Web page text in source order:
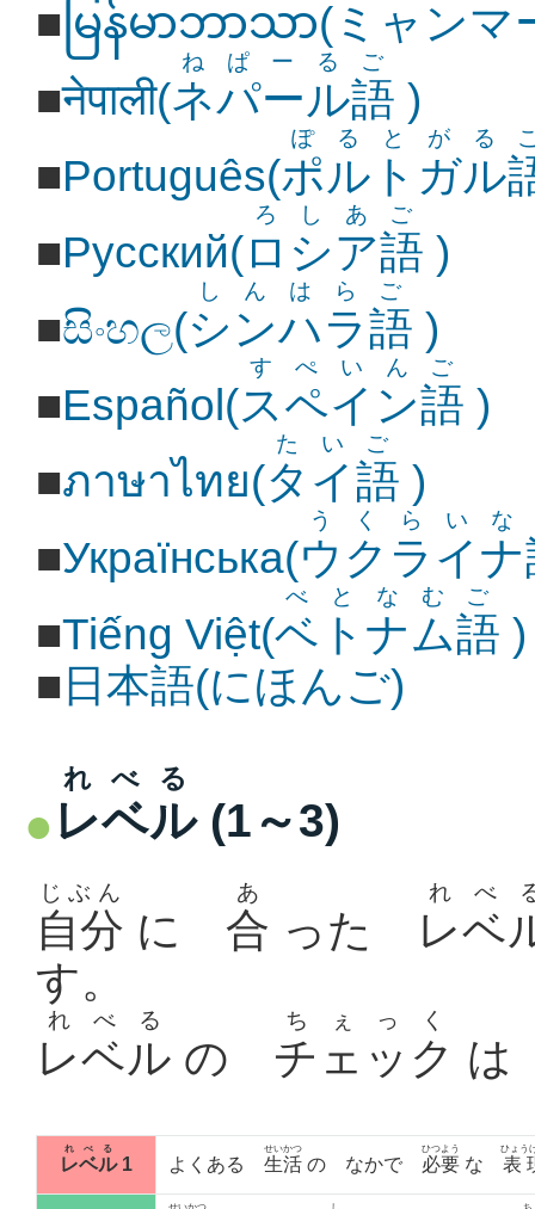
■ မြန်မာဘာသာ( ミャンマ
■नेपाली(ネパール語
ねぱーるご
)
■Português(ポルトガル
ぽるとがる
■Русский(ロシア語
ろしあご
)
■සිංහල(シンハラ語
しんはらご
)
■Español(スペイン語
すぺいんご
)
■ภาษาไทย(タイ語
たいご
)
■Українська(ウクライ
うくらいな
■Tiếng Việt(ベトナム語
べとなむご
)
■ 日本語(にほんご)
レベル
れべる
(1～3)
自分
じぶん
に 合
あ
った レベ
れべ
す。
レベル
れべる
の チェック
ちぇっく
レベル
れべる
1 よくある 生活
せいかつ
の なかで 必要
ひつよう
な 表
ひょう